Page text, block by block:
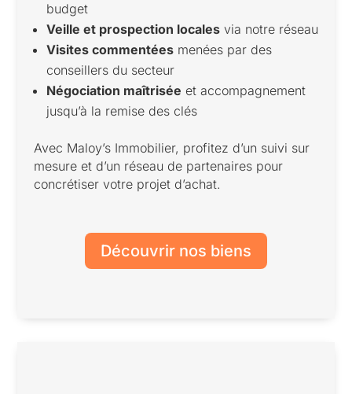
budget
Veille et prospection localesvia notre réseau
Visites commentéesmenées par des
conseillers du secteur
Négociation maîtrisée et accompagnement
jusqu’à la remise des clés
Avec Maloy’s Immobilier, profitez d’un suivi sur
mesure et d’un réseau de partenaires pour
concrétiser votre projet d’achat.
Découvrir nos biens